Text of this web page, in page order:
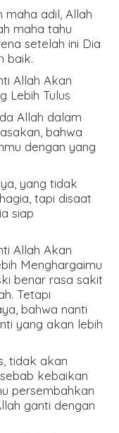
maha adil, Allah
maha tahu
setelah ini Dia
baik.
Allah Akan
Lebih Tulus
Allah dalam
bahwa
dengan yang
yang tidak
tapi disaat
siap
Allah Akan
Menghargaimu
benar rasa sakit
Tetapi
bahwa nanti
yang akan lebih
tidak akan
kebaikan
persembahkan
ganti dengan